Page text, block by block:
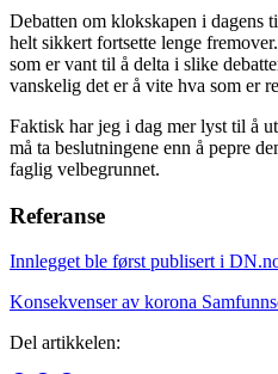
Debatten om klokskapen i dagens
helt sikkert fortsette lenge
som er vant til å delta i slike
vanskelig det er å vite hva som er
Faktisk har jeg i dag mer lyst til å
må ta beslutningene enn å pepre
faglig velbegrunnet.
Referanse
Innlegget ble først publisert i
Konsekvenser av korona
Del artikkelen: